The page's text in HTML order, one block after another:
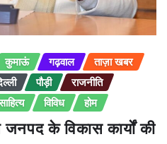
कुमाऊं गढ़वाल
ताज़ा खबर
पौड़ी
राजनीति
विविध होम
के विकास कार्यों की